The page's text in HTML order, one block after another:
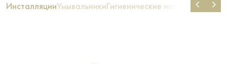
ИнсталляцииУмывальникиГигиенические наборы душа